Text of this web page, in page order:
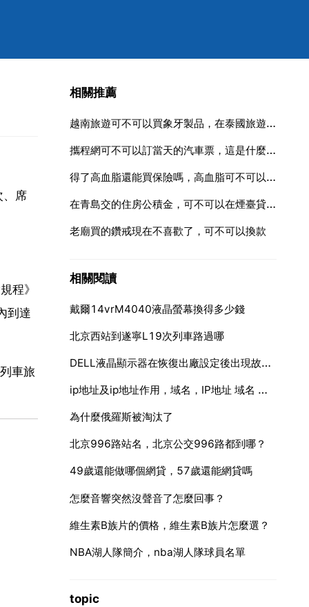
、席
程》
到達
車旅
相關推薦
越南旅遊可不可以買象牙製品，在泰國旅遊期間如果購買了象牙製品，怎樣才能合法出入境？
攜程網可不可以訂當天的汽車票，這是什麼意思
得了高血脂還能買保險嗎，高血脂可不可以購買保險？
在青島交的住房公積金，可不可以在煙臺貸款買房
老廟買的鑽戒現在不喜歡了，可不可以換款
相關閱讀
戴爾14vrM4040液晶螢幕換得多少錢
北京西站到遂寧L19次列車路過哪
DELL液晶顯示器在恢復出廠設定後出現故障，不能顯示
ip地址及ip地址作用，域名，IP地址 域名 作用
為什麼俄羅斯被淘汰了
北京996路站名，北京公交996路都到哪？
49歲還能做哪個網貸，57歲還能網貸嗎
怎麼音響突然沒聲音了怎麼回事？
維生素B族片的價格，維生素B族片怎麼選？
NBA湖人隊簡介，nba湖人隊球員名單
topic